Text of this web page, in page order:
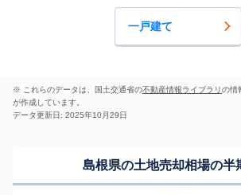
一戸建て
※ これらのデータは、国土交通省の不動産情報ライブラリの情
が作成しています。
データ更新日: 2025年10月29日
島根県の土地売却相場の半